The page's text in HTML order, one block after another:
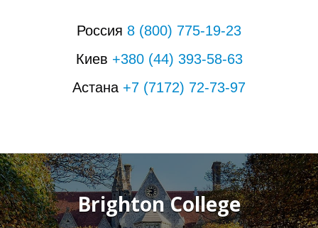
Россия 8 (800) 775-19-23
Киев +380 (44) 393-58-63
Астана +7 (7172) 72-73-97
Brighton College